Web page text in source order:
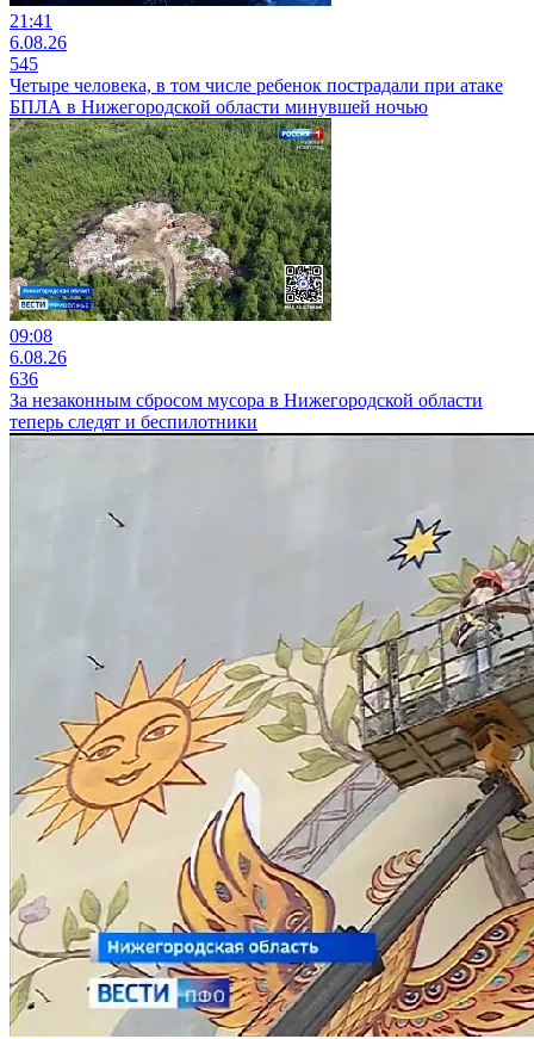
21:41
6.08.26
545
Четыре человека, в том числе ребенок пострадали при атаке
БПЛА в Нижегородской области минувшей ночью
09:08
6.08.26
636
За незаконным сбросом мусора в Нижегородской области
теперь следят и беспилотники